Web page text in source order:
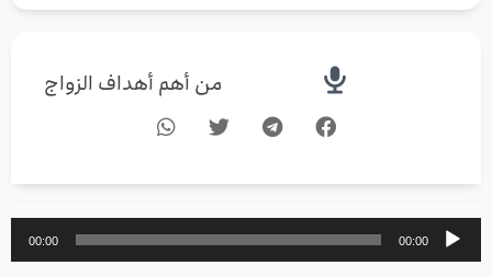
من أهم أهداف الزواج
مشغل
الصوت
00:00
00:00